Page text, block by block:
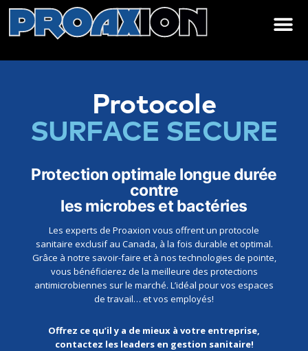
Protocole
SURFACE SECURE
Protection optimale longue durée
contre
les microbes et bactéries
Les experts de Proaxion vous offrent un protocole
sanitaire exclusif au Canada, à la fois durable et optimal.
Grâce à notre savoir-faire et à nos technologies de pointe,
vous bénéficierez de la meilleure des protections
antimicrobiennes sur le marché. L’idéal pour vos espaces
de travail… et vos employés!
Offrez ce qu’il y a de mieux à votre entreprise,
contactez les leaders en gestion sanitaire!